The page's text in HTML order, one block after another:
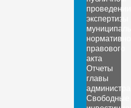
проведении
экспертизы
правового
акта
Отчеты
главы
Свободные